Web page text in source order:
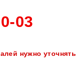
03
нужно уточнять